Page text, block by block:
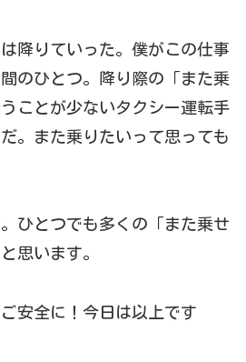
降りていった。僕がこの仕事
のひとつ。降り際の「また乗
ことが少ないタクシー運転手
。また乗りたいって思っても
ひとつでも多くの「また乗せ
思います。
安全に！今日は以上です